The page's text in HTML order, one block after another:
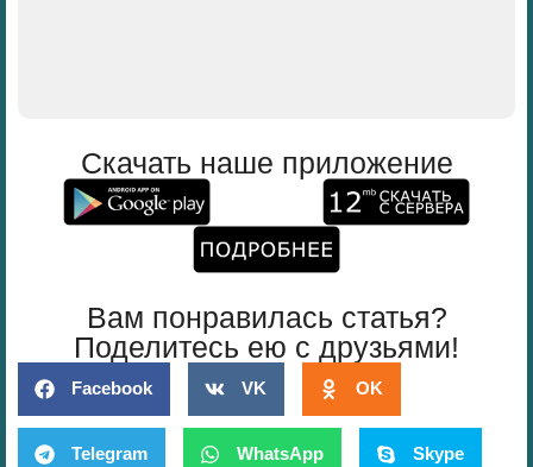
Скачать наше приложение
Вам понравилась статья?
Поделитесь ею с друзьями!
Facebook VK OK
Telegram WhatsApp Skype